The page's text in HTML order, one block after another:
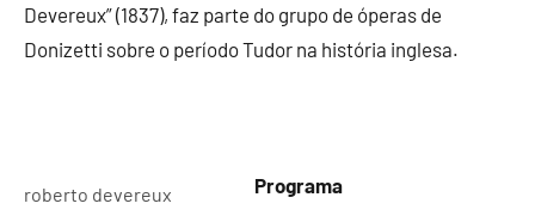
Devereux” (1837), faz parte do grupo de óperas de
Donizetti sobre o período Tudor na história inglesa.
roberto devereux Programa